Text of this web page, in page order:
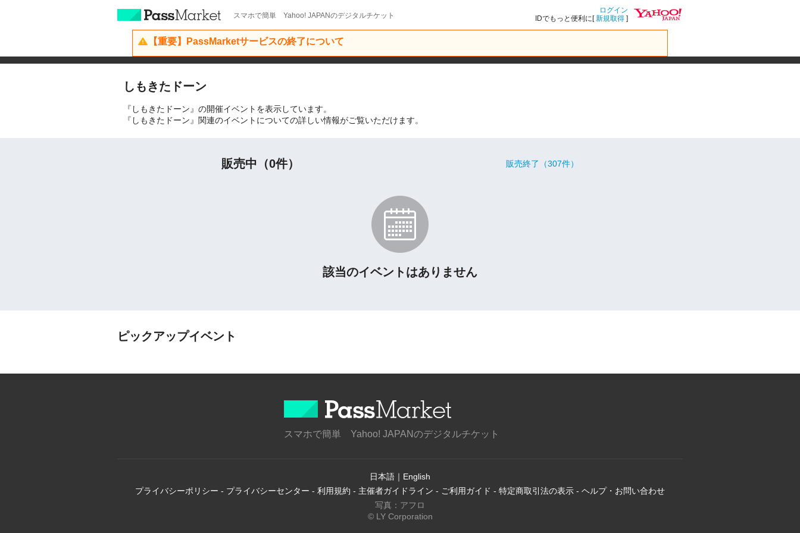
スマホで簡単 Yahoo! JAPANのデジタルチケット
ログイン
IDでもっと便利に[新規取得 ]
【重要】PassMarketサービスの終了について
しもきたドーン
『しもきたドーン』の開催イベントを表示しています。
『しもきたドーン』関連のイベントについての詳しい情報がご覧いただけます。
販売中（0件） 販売終了（307件）
該当のイベントはありません
ピックアップイベント
スマホで簡単 Yahoo! JAPANのデジタルチケット
日本語 ｜ English
プライバシーポリシー - プライバシーセンター - 利用規約 - 主催者ガイドライン - ご利用ガイド - 特定商取引法の表示 - ヘルプ・お問い合わせ
写真：アフロ
© LY Corporation